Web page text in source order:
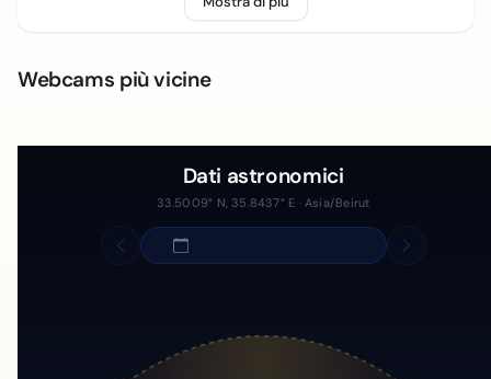
Webcams più vicine
Dati astronomici
33.5009° N, 35.8437° E · Asia/Beirut